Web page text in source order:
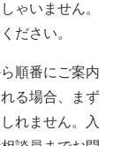
ゃいません。
ださい。
順番にご案内
る場合、
まず
れません。入